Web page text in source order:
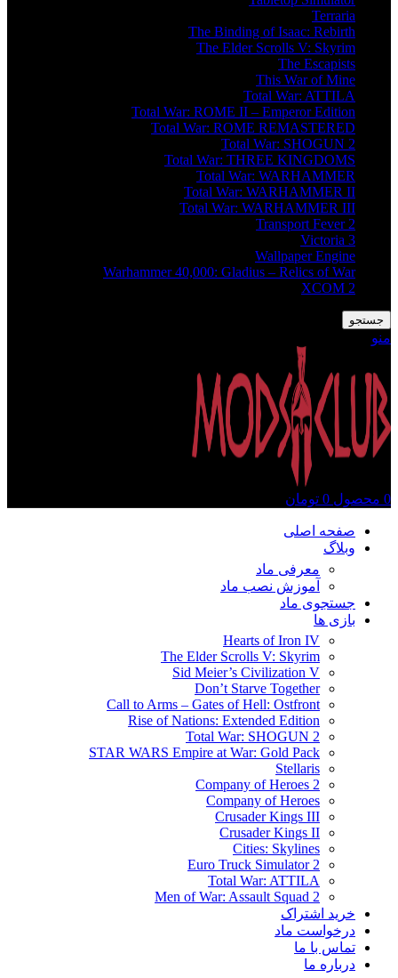
Terraria
The Binding of Isaac: Rebirth
The Elder Scrolls V: Skyrim
The Escapists
This War of Mine
Total War: ATTILA
Total War: ROME II – Emperor Edition
Total War: ROME REMASTERED
Total War: SHOGUN 2
Total War: THREE KINGDOMS
Total War: WARHAMMER
Total War: WARHAMMER II
Total War: WARHAMMER III
Transport Fever 2
Victoria 3
Wallpaper Engine
Warhammer 40,000: Gladius – Relics of War
XCOM 2
جستجو
منو
0 محصول 0 تومان
صفحه اصلی
وبلاگ
معرفی ماد
آموزش نصب ماد
جستجوی ماد
بازی ها
Hearts of Iron IV
The Elder Scrolls V: Skyrim
Sid Meier’s Civilization V
Don’t Starve Together
Call to Arms – Gates of Hell: Ostfront
Rise of Nations: Extended Edition
Total War: SHOGUN 2
STAR WARS Empire at War: Gold Pack
Stellaris
Company of Heroes 2
Company of Heroes
Crusader Kings III
Crusader Kings II
Cities: Skylines
Euro Truck Simulator 2
Total War: ATTILA
Men of War: Assault Squad 2
خرید اشتراک
درخواست ماد
تماس با ما
درباره ما